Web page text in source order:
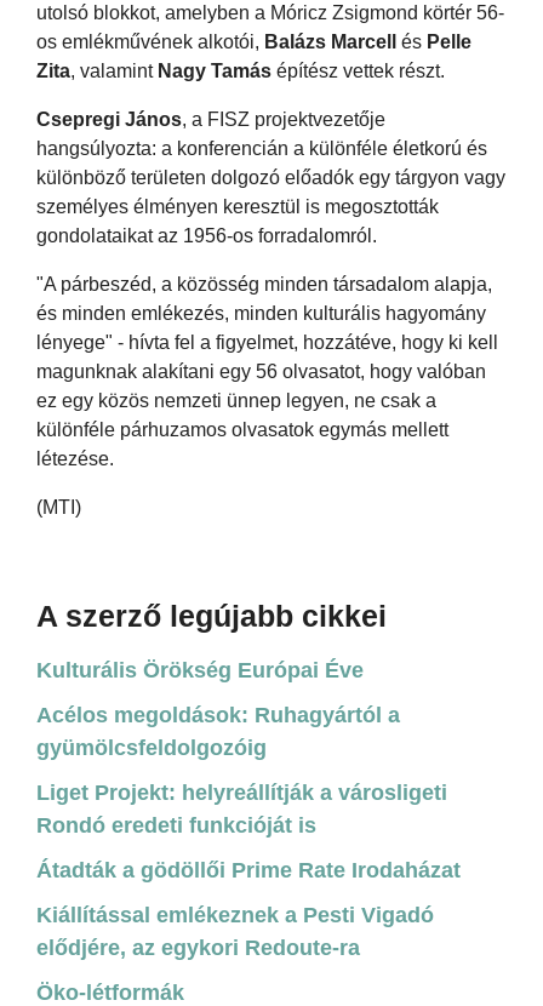
utolsó blokkot, amelyben a Móricz Zsigmond körtér 56-
os emlékművének alkotói, Balázs Marcell és Pelle
Zita, valamint Nagy Tamás építész vettek részt.
Csepregi János, a FISZ projektvezetője
hangsúlyozta: a konferencián a különféle életkorú és
különböző területen dolgozó előadók egy tárgyon vagy
személyes élményen keresztül is megosztották
gondolataikat az 1956-os forradalomról.
"A párbeszéd, a közösség minden társadalom alapja,
és minden emlékezés, minden kulturális hagyomány
lényege" - hívta fel a figyelmet, hozzátéve, hogy ki kell
magunknak alakítani egy 56 olvasatot, hogy valóban
ez egy közös nemzeti ünnep legyen, ne csak a
különféle párhuzamos olvasatok egymás mellett
létezése.
(MTI)
A szerző legújabb cikkei
Kulturális Örökség Európai Éve
Acélos megoldások: Ruhagyártól a
gyümölcsfeldolgozóig
Liget Projekt: helyreállítják a városligeti
Rondó eredeti funkcióját is
Átadták a gödöllői Prime Rate Irodaházat
Kiállítással emlékeznek a Pesti Vigadó
elődjére, az egykori Redoute-ra
Öko-létformák